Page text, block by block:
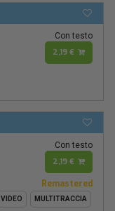
Con testo
2,19 €
Con testo
2,19 €
Remastered
VIDEO MULTITRACCIA